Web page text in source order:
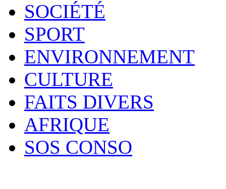
SOCIÉTÉ
SPORT
ENVIRONNEMENT
CULTURE
FAITS DIVERS
AFRIQUE
SOS CONSO